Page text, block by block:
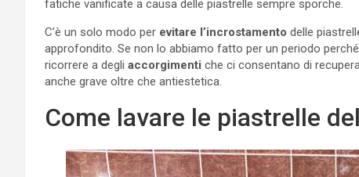
fatiche vanificate a causa delle piastrelle sempre sporche.
C’è un solo modo per evitare l’incrostamento delle
approfondito. Se non lo abbiamo fatto per un periodo
ricorrere a degli accorgimenti che ci consentano di
anche grave oltre che antiestetica.
Come lavare le piastrelle